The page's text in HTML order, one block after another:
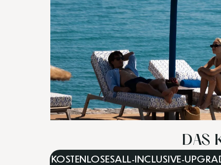
DAS
KOSTENLOSESALL-INCLUSIVE-